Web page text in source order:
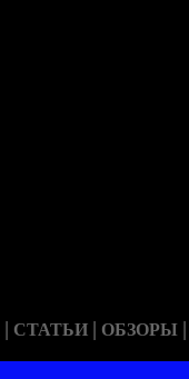
| СТАТЬИ | ОБЗОРЫ |